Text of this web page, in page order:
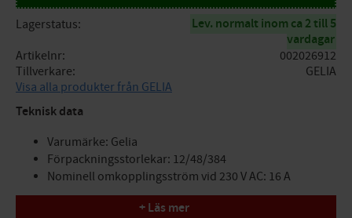
Lagerstatus
Lev. normalt inom ca 2 till 5
vardagar
Artikelnr
002026912
Tillverkare
GELIA
Visa alla produkter från GELIA
Teknisk data
Varumärke: Gelia
Förpackningsstorlekar: 12/48/384
Nominell omkopplingsström vid 230 V AC: 16 A
Matningsspänningsområde: 230 V
+ Läs mer